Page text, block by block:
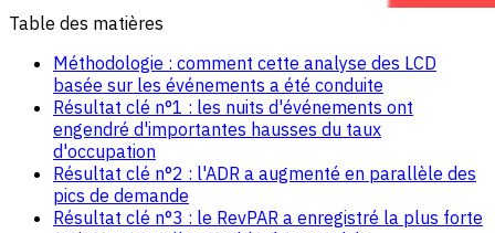
Table des matières
Méthodologie : comment cette analyse des LCD
basée sur les événements a été conduite
Résultat clé n°1 : les nuits d'événements ont
engendré d'importantes hausses du taux
d'occupation
Résultat clé n°2 : l'ADR a augmenté en parallèle des
pics de demande
Résultat clé n°3 : le RevPAR a enregistré la plus forte